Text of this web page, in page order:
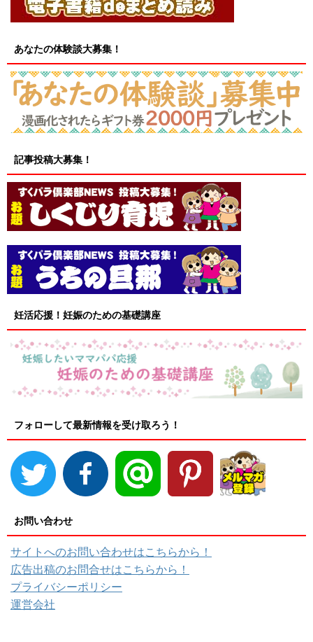
あなたの体験談大募集！
記事投稿大募集！
妊活応援！妊娠のための基礎講座
フォローして最新情報を受け取ろう！
お問い合わせ
サイトへのお問い合わせはこちらから！
広告出稿のお問合せはこちらから！
プライバシーポリシー
運営会社